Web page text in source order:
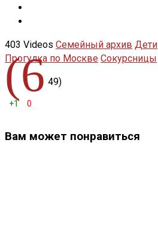
403 Videos Семейный архив Дети
Прогулка по Москве Сокурсницы
(6 49)
+1 0
Вам может понравиться